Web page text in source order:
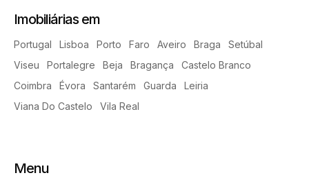
Imobiliárias em
Portugal Lisboa Porto Faro Aveiro Braga
Setúbal
Viseu
Portalegre Beja Bragança
Castelo Branco
Coimbra
Évora Santarém Guarda
Leiria
Viana Do Castelo
Vila Real
Menu